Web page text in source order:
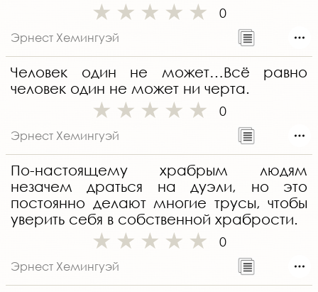
0
Эрнест Хемингуэй
Человек один не может…Всё равно
человек один не может ни черта.
0
Эрнест Хемингуэй
По-настоящему храбрым людям
незачем драться на дуэли, но это
постоянно делают многие трусы, чтобы
уверить себя в собственной храбрости.
0
Эрнест Хемингуэй